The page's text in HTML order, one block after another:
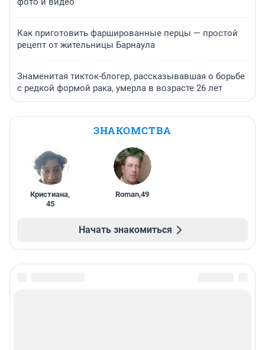
Как приготовить фаршированные перцы — простой
рецепт от жительницы Барнаула
Знаменитая тикток-блогер, рассказывавшая о борьбе
с редкой формой рака, умерла в возрасте 26 лет
ЗНАКОМСТВА
Кристиана,
45
Roman,49
Начать знакомиться